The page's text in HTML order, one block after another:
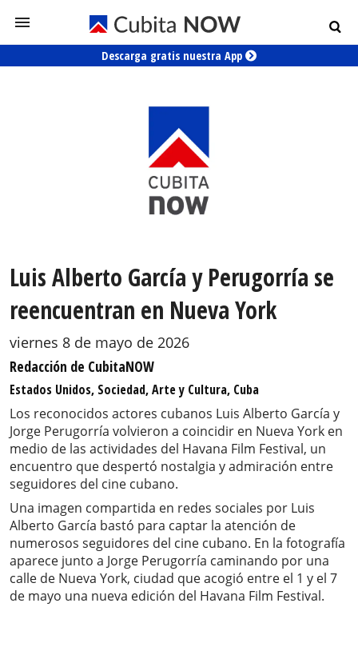
Descarga gratis nuestra App
Luis Alberto García y Perugorría se
reencuentran en Nueva York
viernes 8 de mayo de 2026
Redacción de CubitaNOW
Estados Unidos, Sociedad, Arte y Cultura, Cuba
Los reconocidos actores cubanos Luis Alberto García y
Jorge Perugorría volvieron a coincidir en Nueva York en
medio de las actividades del Havana Film Festival, un
encuentro que despertó nostalgia y admiración entre
seguidores del cine cubano.
Una imagen compartida en redes sociales por Luis
Alberto García bastó para captar la atención de
numerosos seguidores del cine cubano. En la fotografía
aparece junto a Jorge Perugorría caminando por una
calle de Nueva York, ciudad que acogió entre el 1 y el 7
de mayo una nueva edición del Havana Film Festival.